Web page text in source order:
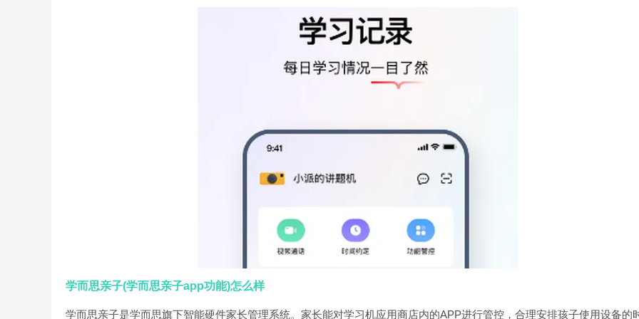
学而思亲子(学而思亲子app功能)怎么样
学而思亲子是学而思旗下智能硬件家长管理系统。家长能对学习机应用商店内的APP进行管控，合理安排孩子使用设备的